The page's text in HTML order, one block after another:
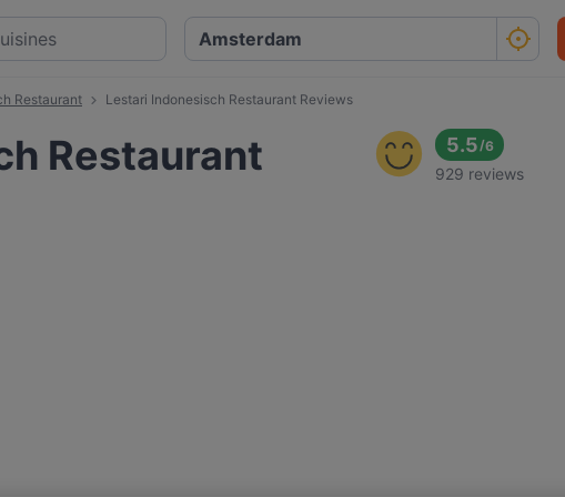
Restaurant Lestari Indonesisch Restaurant Reviews
Restaurant 5.5/6
929 reviews